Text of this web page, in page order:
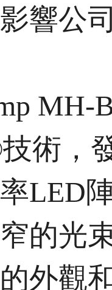
響公
MH-
術，
LED
的光
外觀